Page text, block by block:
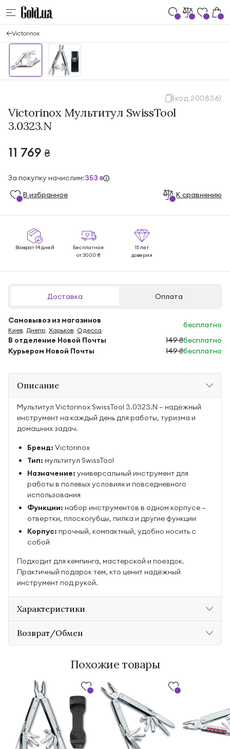
Victorinox
(код 200836)
Victorinox Мультитул SwissTool
3.0323.N
11 769 ₴
За покупку начислим:353 ₴
В избранноe К сравнению
Возврат 14 дней
Бесплатная
от 3000 ₴
15 лет
доверия
Доставка Оплата
Самовывоз из магазинов
Киев, Днепр, Харьков, Одесса
бесплатно
В отделение Новой Почты
149 ₴бесплатно
Курьером Новой Почты
149 ₴бесплатно
Описание
Мультитул Victorinox SwissTool 3.0323.N — надёжный
инструмент на каждый день для работы, туризма и
домашних задач.
Бренд: Victorinox
Тип: мультитул SwissTool
Назначение: универсальный инструмент для
работы в полевых условиях и повседневного
использования
Функции: набор инструментов в одном корпусе —
отвёртки, плоскогубцы, пилка и другие функции
Корпус: прочный, компактный, удобно носить с
собой
Подходит для кемпинга, мастерской и поездок.
Практичный подарок тем, кто ценит надёжный
инструмент под рукой.
Характеристики
Возврат/Обмен
Похожие товары